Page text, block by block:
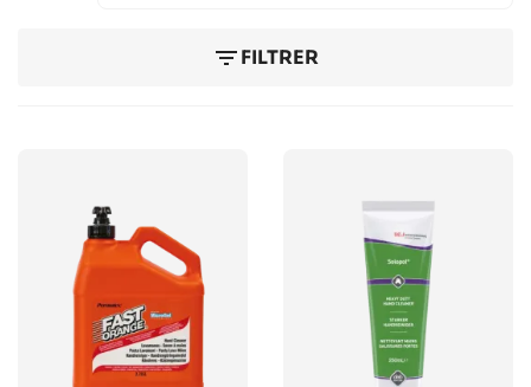
filter_listFILTRER